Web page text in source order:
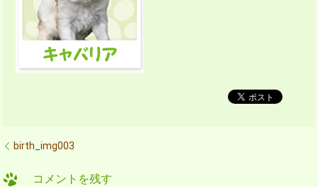
birth_img003
コメントを残す